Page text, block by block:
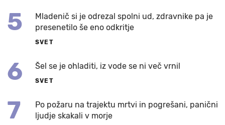
5
Mladenič si je odrezal spolni ud, zdravnike pa je
presenetilo še eno odkritje
SVET
6 Šel se je ohladiti, iz vode se ni več vrnil
SVET
7
Po požaru na trajektu mrtvi in pogrešani, panični
ljudje skakali v morje